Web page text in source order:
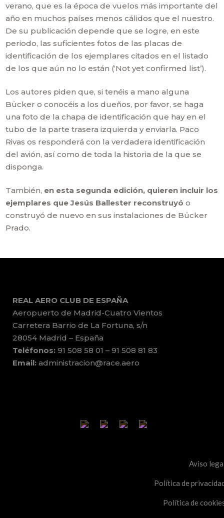
verano, que es la época de vuelos más importante del
año en muchos países menos cálidos que el nuestro.
De su publicación depende que se logre, en este
periodo, las suficientes fotos de las placas de
identificación de los ejemplares citados en el listado
de los que aún no lo están (‘Not yet confirmed list’).
Los autores piden que, si tenéis a mano alguna
Bücker o conocéis a los dueños, por favor, se haga
una foto de la chapa de identificación que hay en el
tubo de la parte trasera izquierda y enviarla. Paco
Rivas os responderá con la verdadera identificación
del avión, así como de toda la historia de la que se
disponga.
También, en esta segunda edición, quieren incluir los
ejemplares que Jesús Ballester reconstruyó o
construyó de nuevo en sus instalaciones de Bücker
Prado.
REAL AERO CLUB DE ESPAÑA
Aeropuerto de Madrid-Cuatro Vientos
Carretera Barrio de La Fortuna, s/n
28054 Madrid – España
Teléfonos: 91 508 58 01 – 91 508 81 83
Email: administracion@race.aero
Aviso
Política de
Política de